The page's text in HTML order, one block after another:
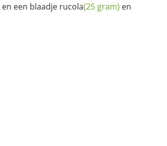
en een blaadje rucola(25 gram) en